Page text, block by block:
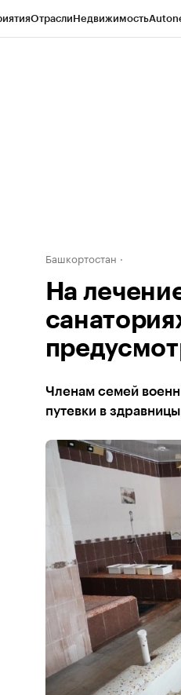
ОтраслиНедвижимость
Башкортостан
На
Членам семей
путевки в здравницы